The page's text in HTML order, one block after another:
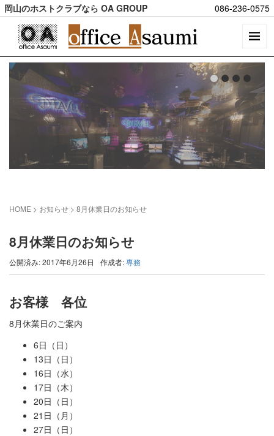
岡山のホストクラブなら OA GROUP 086-236-0575
HOME > お知らせ > 8月休業日のお知らせ
8月休業日のお知らせ
公開済み: 2017年6月26日 作成者:専務
お客様 各位
8月休業日のご案内
6日（日）
13日（日）
16日（水）
17日（木）
20日（日）
21日（月）
27日（日）